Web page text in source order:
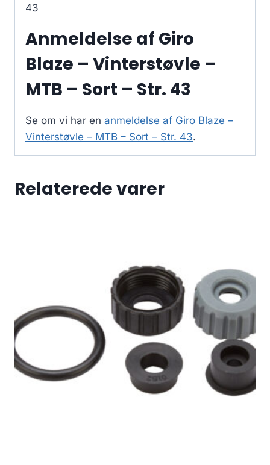
43
Anmeldelse af Giro
Blaze – Vinterstøvle –
MTB – Sort – Str. 43
Se om vi har en anmeldelse af Giro Blaze –
Vinterstøvle – MTB – Sort – Str. 43.
Relaterede varer